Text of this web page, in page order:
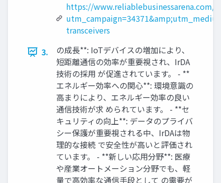
https://www.reliablebusinessarena.com/
transceivers
3.
の成長**: IoTデバイスの増加により、
短距離通信の効率が重要視され、IrDA
技術の採用 が促進されています。 - **
エネルギー効率への関心**: 環境意識の
高まりにより、エネルギー効率の良い
通信技術が求 められています。 - **セ
キュリティの向上**: データのプライバ
シー保護が重要視される中、IrDAは物
理的な接続 で安全性が高いと評価され
ています。 - **新しい応用分野**: 医療
や産業オートメーション分野でも、軽
量で高効率な通信手段として の需要が